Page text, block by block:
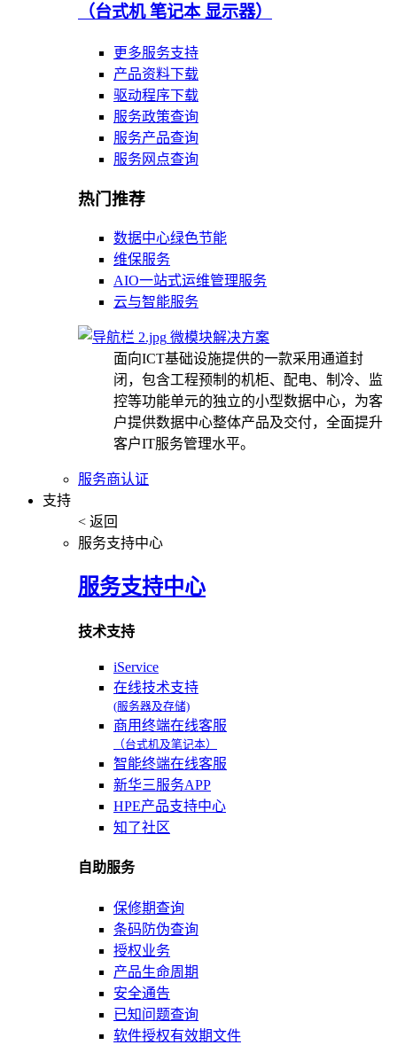
（台式机 笔记本 显示器）
更多服务支持
产品资料下载
驱动程序下载
服务政策查询
服务产品查询
服务网点查询
热门推荐
数据中心绿色节能
维保服务
AIO一站式运维管理服务
云与智能服务
微模块解决方案
面向ICT基础设施提供的一款采用通道封
闭，包含工程预制的机柜、配电、制冷、监
控等功能单元的独立的小型数据中心，为客
户提供数据中心整体产品及交付，全面提升
客户IT服务管理水平。
服务商认证
支持
< 返回
服务支持中心
服务支持中心
技术支持
iService
在线技术支持
(服务器及存储)
商用终端在线客服
（台式机及笔记本）
智能终端在线客服
新华三服务APP
HPE产品支持中心
知了社区
自助服务
保修期查询
条码防伪查询
授权业务
产品生命周期
安全通告
已知问题查询
软件授权有效期文件